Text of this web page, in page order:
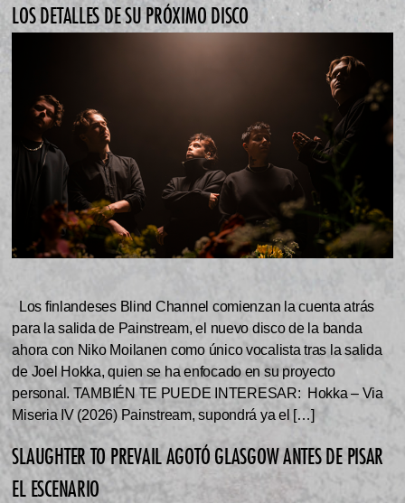
LOS DETALLES DE SU PRÓXIMO DISCO
Los finlandeses Blind Channel comienzan la cuenta atrás
para la salida de Painstream, el nuevo disco de la banda
ahora con Niko Moilanen como único vocalista tras la salida
de Joel Hokka, quien se ha enfocado en su proyecto
personal. TAMBIÉN TE PUEDE INTERESAR: Hokka – Via
Miseria IV (2026) Painstream, supondrá ya el […]
SLAUGHTER TO PREVAIL AGOTÓ GLASGOW ANTES DE PISAR
EL ESCENARIO